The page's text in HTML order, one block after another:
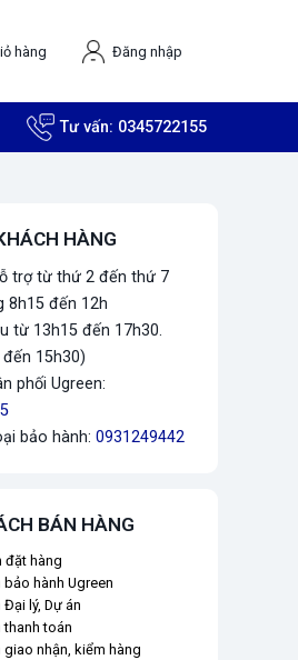
hàng Đăng nhập
Tư vấn: 0345722155
HÀNG
trợ từ thứ 2 đến thứ 7
8h15 đến 12h
từ 13h15 đến 17h30.
15h30)
phối Ugreen:
bảo hành: 0931249442
BÁN HÀNG
đặt hàng
bảo hành Ugreen
lý, Dự án
thanh toán
giao nhận, kiểm hàng